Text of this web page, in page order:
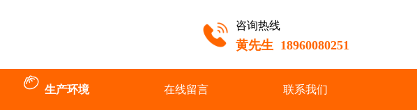
咨询热线
黄先生 18960080251
生产环境 在线留言 联系我们